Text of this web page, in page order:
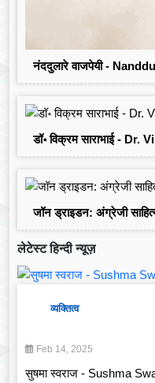
नंददुलारे वाजपेयी -
डॉ॰ विक्रम साराभाई -
जॉन ड्राइडन: अंग्रेजी
लेटेस्ट हिन्दी न्यूज़
व्यक्तित्व
Feb 14, 2025
सुषमा स्वराज - Sushma